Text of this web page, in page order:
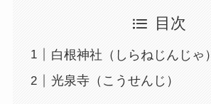
目次
白根神社（しらねじんじゃ）
光泉寺（こうせんじ）